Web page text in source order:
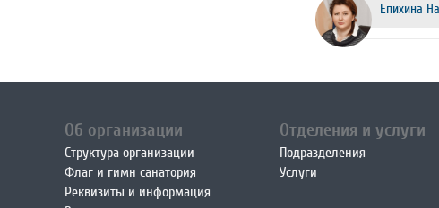
Епихина
Об организации
Структура организации
Флаг и гимн санатория
Реквизиты и информация
Отделения и услуги
Подразделения
Услуги